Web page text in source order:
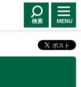
検索 MENU